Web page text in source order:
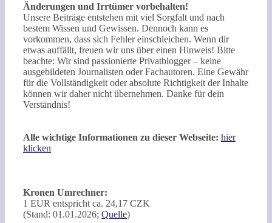
Änderungen und Irrtümer vorbehalten!
Unsere Beiträge entstehen mit viel Sorgfalt und nach
bestem Wissen und Gewissen. Dennoch kann es
vorkommen, dass sich Fehler einschleichen. Wenn dir
etwas auffällt, freuen wir uns über einen Hinweis! Bitte
beachte: Wir sind passionierte Privatblogger – keine
ausgebildeten Journalisten oder Fachautoren. Eine Gewähr
für die Vollständigkeit oder absolute Richtigkeit der Inhalte
können wir daher nicht übernehmen. Danke für dein
Verständnis!
Alle wichtige Informationen zu dieser Webseite: hier
klicken
Kronen Umrechner:
1 EUR entspricht ca. 24,17 CZK
(Stand: 01.01.2026; Quelle)